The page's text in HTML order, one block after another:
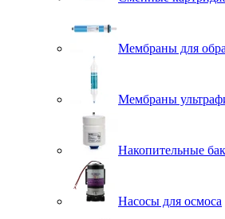
Мембраны для
Мембраны
Накопительные
Насосы для осмоса